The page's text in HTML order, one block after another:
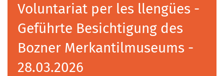
Voluntariat per les llengües -
Geführte Besichtigung des
Bozner Merkantilmuseums -
28.03.2026